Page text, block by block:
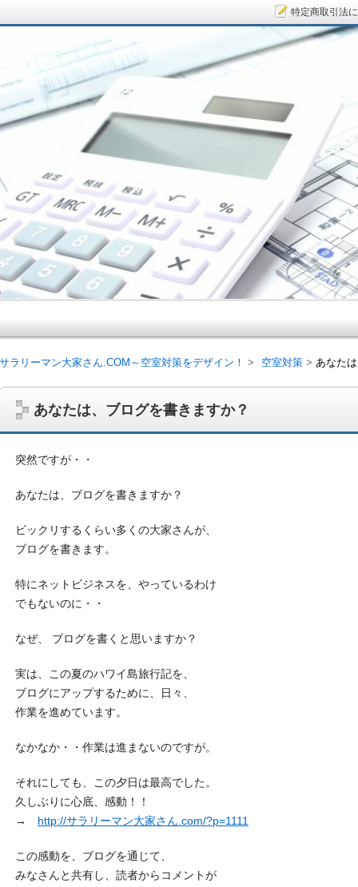
あなたは、ブログを書きますか？
突然ですが・・
あなたは、ブログを書きますか？
ビックリするくらい多くの大家さんが、
ブログを書きます。
特にネットビジネスを、やっているわけ
でもないのに・・
なぜ、 ブログを書くと思いますか？
実は、この夏のハワイ島旅行記を、
ブログにアップするために、日々、
作業を進めています。
なかなか・・作業は進まないのですが。
それにしても、この夕日は最高でした。
久しぶりに心底、感動！！
→ http://サラリーマン大家さん.com/?p=1111
この感動を、ブログを通じて、
みなさんと共有し、読者からコメントが
サラリーマン大家さん.COM～空室対策をデザイン！ 空室対策 あなた
サラリーマン大家さん.COM～空
サラリーマン大家さんを応援！マンション経営、アパート経営の空室
on書籍出版、多拠点居住の暮らしぶり、旅行業務取扱管理者、宅建等
特定商取引法